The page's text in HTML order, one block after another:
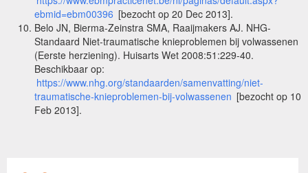
ebmid=ebm00396 [bezocht op 20 Dec 2013].
Belo JN, Bierma-Zeinstra SMA, Raaijmakers AJ. NHG-
Standaard Niet-traumatische knieproblemen bij volwassenen
(Eerste herziening). Huisarts Wet 2008:51:229-40.
Beschikbaar op:
https://www.nhg.org/standaarden/samenvatting/niet-
traumatische-knieproblemen-bij-volwassenen [bezocht op 10
Feb 2013].